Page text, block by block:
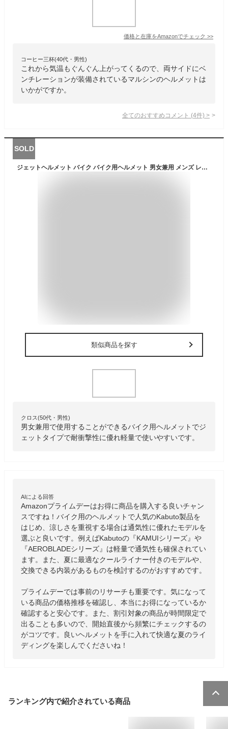
価格と在庫をAmazonでチェック >>
コーヒー三杯(40代・男性)
これから気温もぐんぐん上がってくるので、両サイドにベ
ンチレーションが装備されているマルシンのヘルメットは
いかがですか。
全てのおすすめコメント (4件) >
SOLD
ジェットヘルメット バイク バイク用ヘルメット 男女兼用 メンズ レディース ダブルシールド スモークインナーシールド UV カット グレア防止 耐衝撃性 超軽量 四季通用 頭囲 56-62cm(ホワイト) [並行輸入品]
類似商品を探す
クロス(50代・男性)
男女兼用で使用することができるバイク用ヘルメットでジ
ェットタイプで耐衝撃性に優れ軽量で使いやすいです。
AIによる回答
Amazonプライムデーはお得に商品を購入する良いチャン
スですね！バイク用のヘルメットで人気のKabuto製品を
はじめ、涼しさを重視する場合は通気性に優れたモデルを
選ぶと良いです。例えばKabutoの『KAMUIシリーズ』や
『AEROBLADEシリーズ』は軽量で通気性も確保されてい
ます。また、夏に最適なクールライナー付きのモデルや、
交換できる内装があるものを検討するのがおすすめです。
プライムデーでは事前のリサーチも重要です。気になって
いる商品の価格推移を確認し、本当にお得になっているか
確認すると安心です。また、割引対象の商品が時間限定で
出ることも多いので、開始直後から頻繁にチェックするの
がコツです。良いヘルメットを手に入れて快適な夏のライ
ディングを楽しんでくださいね！
ランキング内で紹介されている商品